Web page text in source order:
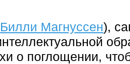
Билли Магнуссен),
о поглощении,